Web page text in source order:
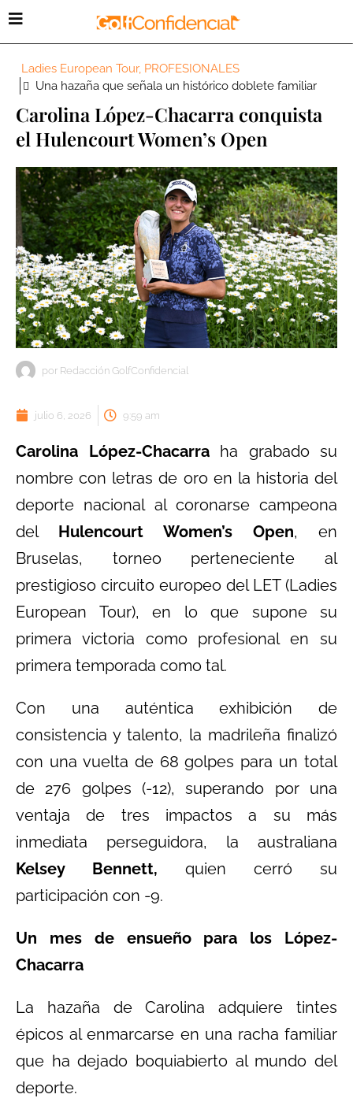
Ladies European Tour, PROFESIONALES
Una hazaña que señala un histórico doblete familiar
Carolina López-Chacarra conquista
el Hulencourt Women’s Open
por Redacción GolfConfidencial
julio 6, 2026 9:59 am
Carolina López-Chacarraha grabado su
nombre con letras de oro en la historia del
deporte nacional al coronarse campeona
del Hulencourt Women’s Open, en
Bruselas, torneo perteneciente al
prestigioso circuito europeo del LET (Ladies
European Tour), en lo que supone su
primera victoria como profesional en su
primera temporada como tal.
Con una auténtica exhibición de
consistencia y talento, la madrileña finalizó
con una vuelta de 68 golpes para un total
de 276 golpes (-12), superando por una
ventaja de tres impactos a su más
inmediata perseguidora, la australiana
Kelsey Bennett, quien cerró su
participación con -9.
Un mes de ensueño para los López-
Chacarra
La hazaña de Carolina adquiere tintes
épicos al enmarcarse en una racha familiar
que ha dejado boquiabierto al mundo del
deporte.